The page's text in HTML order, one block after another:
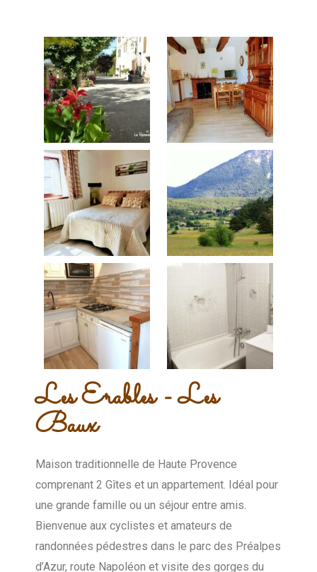
Les Erables - Les
Baux
Maison traditionnelle de Haute Provence
comprenant 2 Gîtes et un appartement. Idéal pour
une grande famille ou un séjour entre amis.
Bienvenue aux cyclistes et amateurs de
randonnées pédestres dans le parc des Préalpes
d’Azur, route Napoléon et visite des gorges du